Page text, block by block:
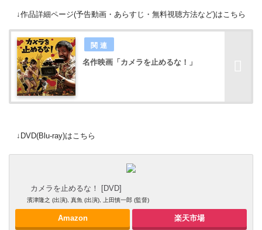
↓作品詳細ページ(予告動画・あらすじ・無料視聴方法など)はこちら
名作映画「カメラを止めるな！」
↓DVD(Blu-ray)はこちら
カメラを止めるな！ [DVD]
濱津隆之 (出演), 真魚 (出演), 上田慎一郎 (監督)
Amazon 楽天市場